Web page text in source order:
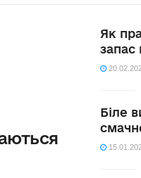
Як
запас
Біле